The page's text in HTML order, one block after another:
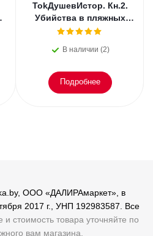
TokДушевИстор. Кн.2.
Убийства в пляжных
домиках.
В наличии (2)
Подробнее
ООО «ДАЛИРАмаркет», в
2017 г., УНП 192983587. Все
и стоимость товара уточняйте по
вам магазина.